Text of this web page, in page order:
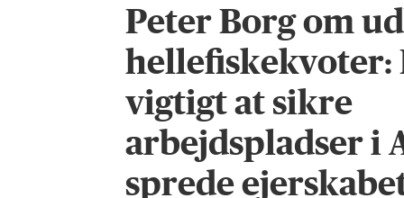
Peter Borg om
hellefiskekvoter:
vigtigt at sikre
arbejdspladser i
sprede